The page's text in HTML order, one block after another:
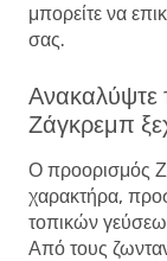
μπορείτε να
σας.
Ανακαλύψτε
Ζάγκρεμπ
Ο προορισμός
χαρακτήρα,
τοπικών
Από τους